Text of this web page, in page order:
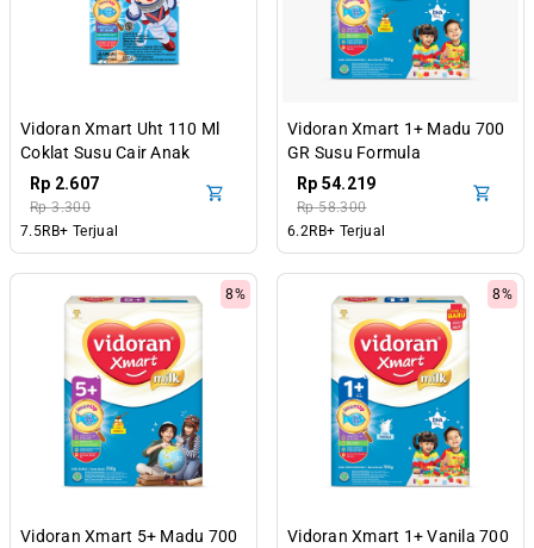
Vidoran Xmart Uht 110 Ml
Coklat Susu Cair Anak
Rp 2.607
Rp 3.300
7.5RB+ Terjual
Vidoran Xmart 1+ Madu 700
GR Susu Formula
Pertumbuhan Anak 1-3
Tahun
Rp 54.219
Rp 58.300
6.2RB+ Terjual
8%
Vidoran Xmart 5+ Madu 700
8%
Vidoran Xmart 1+ Vanila 700